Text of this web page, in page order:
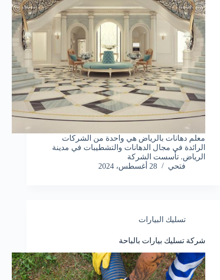
معلم دهانات بالرياض هي واحدة من الشركات
الرائدة في مجال الدهانات والتشطيبات في مدينة
الرياض. تأسست الشركة
فتحي
28 أغسطس، 2024
تسليك البيارات
شركة تسليك بيارات بالباحة